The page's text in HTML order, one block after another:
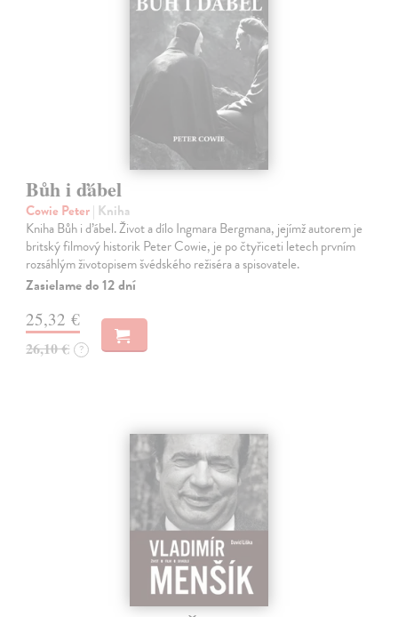
Bůh i ďábel
Cowie Peter| Kniha
Kniha Bůh i ďábel. Život a dílo Ingmara Bergmana, jejímž auto­rem je
britský filmový historik Peter Cowie, je po čtyřiceti letech prvním
rozsáhlým životopisem švédského režiséra a spisovatele.
Zasielame do 12 dní
25,32 €
26,10 € ?